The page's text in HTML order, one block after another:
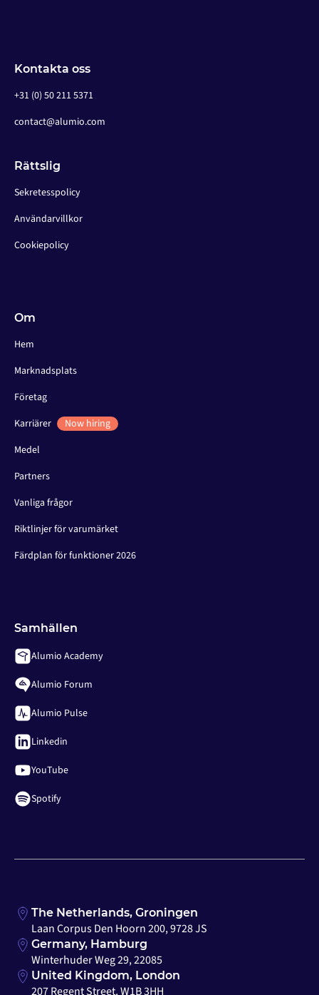
Kontakta oss
+31 (0) 50 211 5371
contact@alumio.com
Rättslig
Sekretesspolicy
Användarvillkor
Cookiepolicy
Om
Hem
Marknadsplats
Företag
Karriärer
Now hiring
Medel
Partners
Vanliga frågor
Riktlinjer för varumärket
Färdplan för funktioner 2026
Samhällen
Alumio Academy
Alumio Forum
Alumio Pulse
Linkedin
YouTube
Spotify
The Netherlands, Groningen
Laan Corpus Den Hoorn 200, 9728 JS
Germany, Hamburg
Winterhuder Weg 29, 22085
United Kingdom, London
207 Regent Street, W1B 3HH